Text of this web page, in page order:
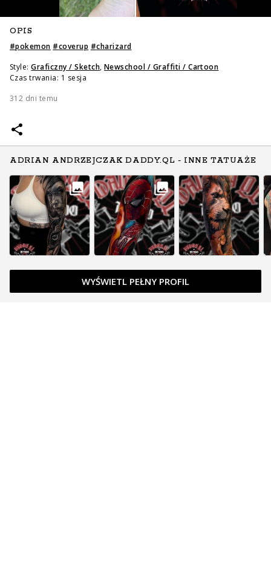
OPIS
#pokemon #coverup #charizard
Style: Graficzny / Sketch, Newschool / Graffiti / Cartoon
Czas trwania: 1 sesja
312 dni temu
ADRIAN ANDRZEJCZAK DADDY.QL - INNE TATUAŻE
WYŚWIETL PEŁNY PROFIL